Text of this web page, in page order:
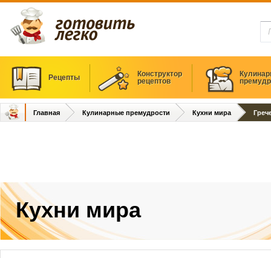
Рецепты
Конструктор
рецептов
Главная Кулинарные премудрости Кухни мира
Кухни мира